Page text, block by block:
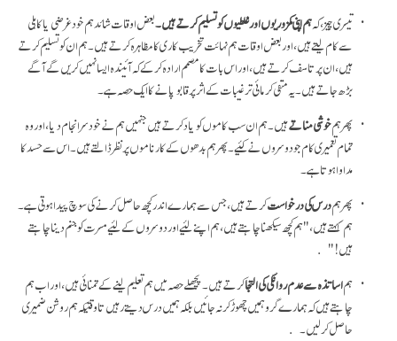
تیسری چیز، کہہم اپنی کمزوریوں اور غلطیوں کو تسلیم کرتے ہیں۔بعض اوقات شائد ہم خود غرضی یا کاہلی
سے کام لیتے ہیں، اور بعض اوقات ہم نہائت تخریب کاری کا مظاہرہ کرتے ہیں۔ ہم ان کو تسلیم کرتے
ہیں، ان پر تاسف کرتے ہیں، اور اس بات کا مصمم ارادہ کر کے کہ آئیندہ ایسا نہیں کریں گے آگے
بڑھ جاتے ہیں۔ یہ منفی کرمائی ترغیبات کے اثر پر قابو پانے کا ایک حصہ ہے۔
پھر ہمخوشی مناتےہیں۔ ہم ان سب کاموں کو یاد کرتے ہیں جنہیں ہم نے خود سر انجام دیا، اور وہ
تمام تعمیری کام جو دوسروں نے کئیے۔ پھر ہم بدھوں کے کارناموں پر نظر ڈالتے ہیں۔ اس سےحسد کا
مداوا ہوتا ہے۔
پھر ہمدرس کی درخواستکرتے ہیں، جس سے ہمارے اندر کچھ حاصل کرنے کی سوچ پیدا ہوتی ہے۔
ہم کہتے ہیں، "ہم کچھ سیکھنا چاہتے ہیں، ہم اپنے لئیے اور دوسروں کے لئیے مسرت کو جنم دینا چاہتے
ہیں!"
ہماساتذہ سے عدم روانگی کی التجاکرتے ہیں۔ پچھلے حصہ میں ہم تعلیم لینے کے تمنائی ہیں، اور اب ہم
چاہتے ہیں کہ ہمارے گرو ہمیں چھوڑ کر نہ جائیں بلکہ ہمیں درس دیتے رہیں تا وقتیکہ ہم روشن ضمیری
حاصل کر لیں۔